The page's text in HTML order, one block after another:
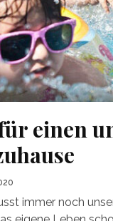
einen
immer noch